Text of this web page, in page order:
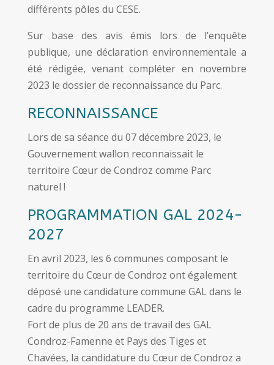
différents pôles du CESE.
Sur base des avis émis lors de l’enquête
publique, une déclaration environnementale a
été rédigée, venant compléter en novembre
2023 le dossier de reconnaissance du Parc.
RECONNAISSANCE
Lors de sa séance du 07 décembre 2023, le
Gouvernement wallon reconnaissait le
territoire Cœur de Condroz comme Parc
naturel !
PROGRAMMATION GAL 2024-
2027
En avril 2023, les 6 communes composant le
territoire du Cœur de Condroz ont également
déposé une candidature commune GAL dans le
cadre du programme LEADER.
Fort de plus de 20 ans de travail des GAL
Condroz-Famenne et Pays des Tiges et
Chavées, la candidature du Cœur de Condroz a